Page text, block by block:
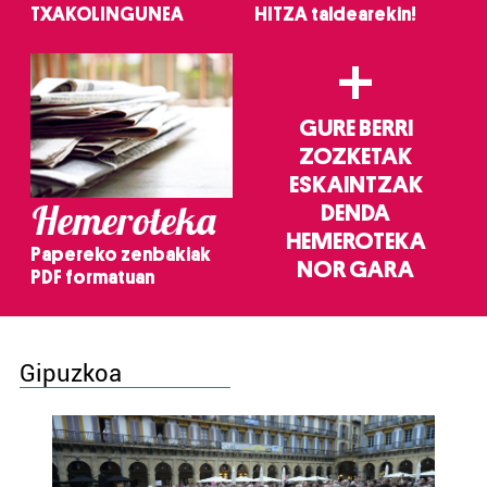
TXAKOLINGUNEA
HITZA taldearekin!
Hemeroteka
Papereko zenbakiak
PDF formatuan
+
GURE BERRI
ZOZKETAK
ESKAINTZAK
DENDA
HEMEROTEKA
NOR GARA
Gipuzkoa